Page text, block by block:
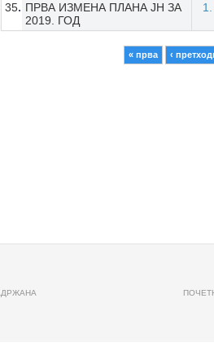
35
ПРВА ИЗМЕНА ПЛАНА ЈН ЗА
2019. ГОД
« прва ‹